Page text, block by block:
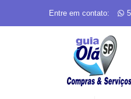
Entre em contato: